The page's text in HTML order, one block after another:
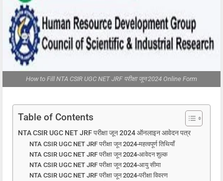
How to Fill NTA CSIR UGC NET JRF परीक्षा जून 2024 Online Form
Table of Contents
NTA CSIR UGC NET JRF परीक्षा जून 2024 ऑनलाइन आवेदन पत्र
NTA CSIR UGC NET JRF परीक्षा जून 2024-महत्वपूर्ण तिथियाँ
NTA CSIR UGC NET JRF परीक्षा जून 2024-आवेदन शुल्क
NTA CSIR UGC NET JRF परीक्षा जून 2024-आयु सीमा
NTA CSIR UGC NET JRF परीक्षा जून 2024-परीक्षा विवरण